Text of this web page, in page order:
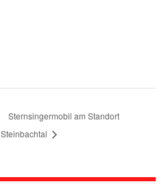
Sternsingermobil am Standort
Steinbachtal